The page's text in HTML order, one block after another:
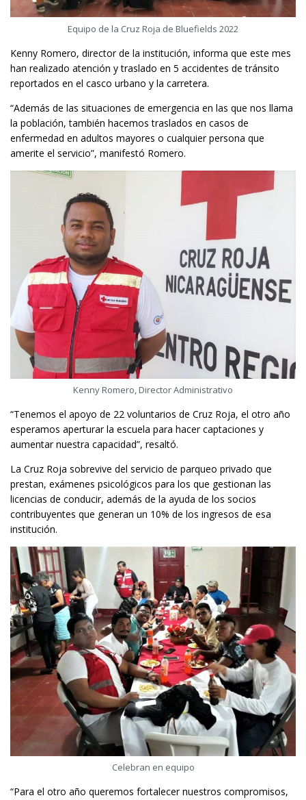
Equipo de la Cruz Roja de Bluefields 2022
Kenny Romero, director de la institución, informa que este mes
han realizado atención y traslado en 5 accidentes de tránsito
reportados en el casco urbano y la carretera.
“Además de las situaciones de emergencia en las que nos llama
la población, también hacemos traslados en casos de
enfermedad en adultos mayores o cualquier persona que
amerite el servicio”, manifestó Romero.
Kenny Romero, Director Administrativo
“Tenemos el apoyo de 22 voluntarios de Cruz Roja, el otro año
esperamos aperturar la escuela para hacer captaciones y
aumentar nuestra capacidad”, resaltó.
La Cruz Roja sobrevive del servicio de parqueo privado que
prestan, exámenes psicológicos para los que gestionan las
licencias de conducir, además de la ayuda de los socios
contribuyentes que generan un 10% de los ingresos de esa
institución.
Celebran en equipo
“Para el otro año queremos fortalecer nuestros compromisos,